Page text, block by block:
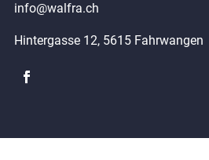
info@walfra.ch
Hintergasse 12, 5615 Fahrwangen